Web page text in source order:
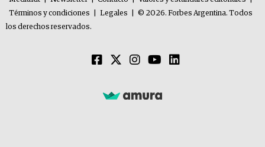
Términos y condiciones
Legales
© 2026. Forbes Argentina. Todos
los derechos reservados.